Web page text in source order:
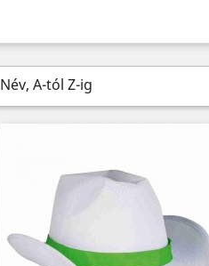
Név, A-tól Z-ig